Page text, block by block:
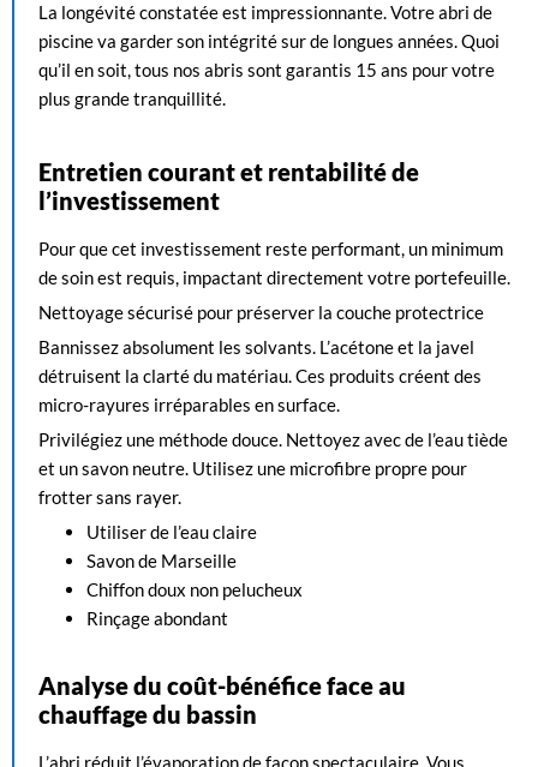
La longévité constatée est impressionnante. Votre abri de
piscine va garder son intégrité sur de longues années. Quoi
qu’il en soit, tous nos abris sont garantis 15 ans pour votre
plus grande tranquillité.
Entretien courant et rentabilité de
l’investissement
Pour que cet investissement reste performant, un minimum
de soin est requis, impactant directement votre portefeuille.
Nettoyage sécurisé pour préserver la couche protectrice
Bannissez absolument les solvants. L’acétone et la javel
détruisent la clarté du matériau. Ces produits créent des
micro-rayures irréparables en surface.
Privilégiez une méthode douce. Nettoyez avec de l’eau tiède
et un savon neutre. Utilisez une microfibre propre pour
frotter sans rayer.
Utiliser de l’eau claire
Savon de Marseille
Chiffon doux non pelucheux
Rinçage abondant
Analyse du coût-bénéfice face au
chauffage du bassin
L’abri réduit l’évaporation de façon spectaculaire. Vous